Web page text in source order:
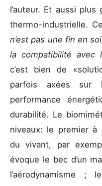
l’auteur. Et aussi
thermo-industrielle.
n’est pas une fin en
la compatibilité avec
c’est bien de
parfois axées sur
performance
durabilité. Le
niveaux: le premier à
du vivant, par
évoque le bec d’un
l’aérodynamisme